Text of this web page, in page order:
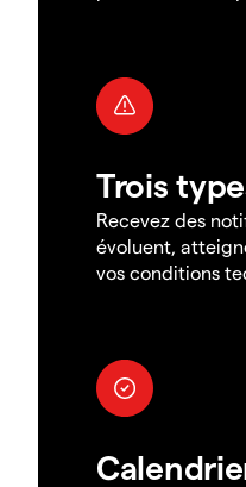
Trois
Recevez des
évoluent,
vos conditions